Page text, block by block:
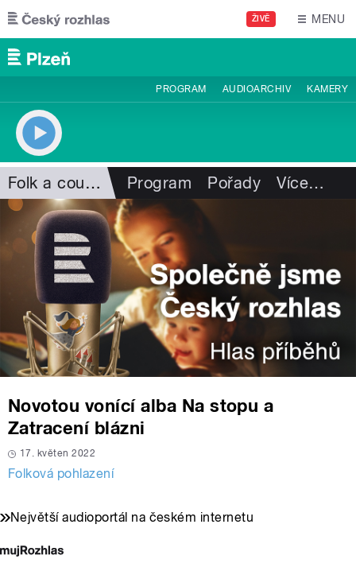
Přejít k hlavnímu obsahu
ŽIVĚ MENU
PROGRAM AUDIOARCHIV KAMERY
Folk a country Program Pořady Více…
Novotou vonící alba Na stopu a
Zatracení blázni
17. květen 2022
Folková pohlazení
Největší audioportál na českém internetu